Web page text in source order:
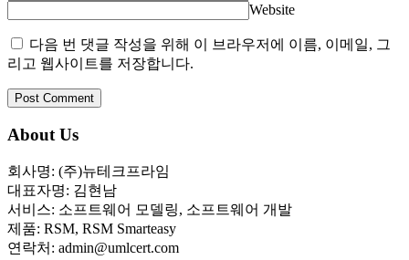
Website
다음 번 댓글 작성을 위해 이 브라우저에 이름, 이메일, 그
리고 웹사이트를 저장합니다.
About Us
회사명: (주)뉴테크프라임
대표자명: 김현남
서비스: 소프트웨어 모델링, 소프트웨어 개발
제품: RSM, RSM Smarteasy
연락처: admin@umlcert.com